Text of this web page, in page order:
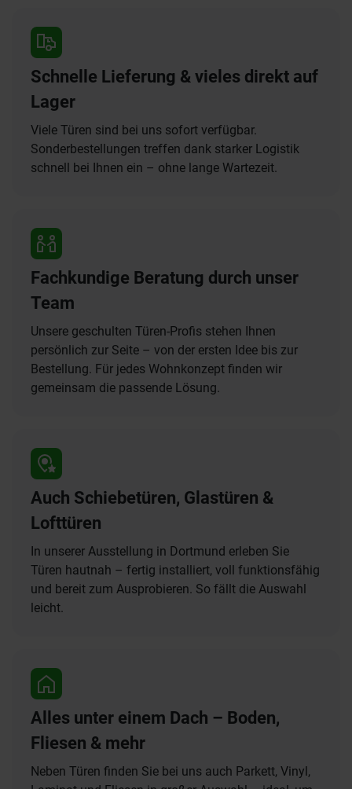
Schnelle Lieferung & vieles direkt auf
Lager
Viele Türen sind bei uns sofort verfügbar.
Sonderbestellungen treffen dank starker Logistik
schnell bei Ihnen ein – ohne lange Wartezeit.
Fachkundige Beratung durch unser
Team
Unsere geschulten Türen-Profis stehen Ihnen
persönlich zur Seite – von der ersten Idee bis zur
Bestellung. Für jedes Wohnkonzept finden wir
gemeinsam die passende Lösung.
Auch Schiebetüren, Glastüren &
Lofttüren
In unserer Ausstellung in Dortmund erleben Sie
Türen hautnah – fertig installiert, voll funktionsfähig
und bereit zum Ausprobieren. So fällt die Auswahl
leicht.
Alles unter einem Dach – Boden,
Fliesen & mehr
Neben Türen finden Sie bei uns auch Parkett, Vinyl,